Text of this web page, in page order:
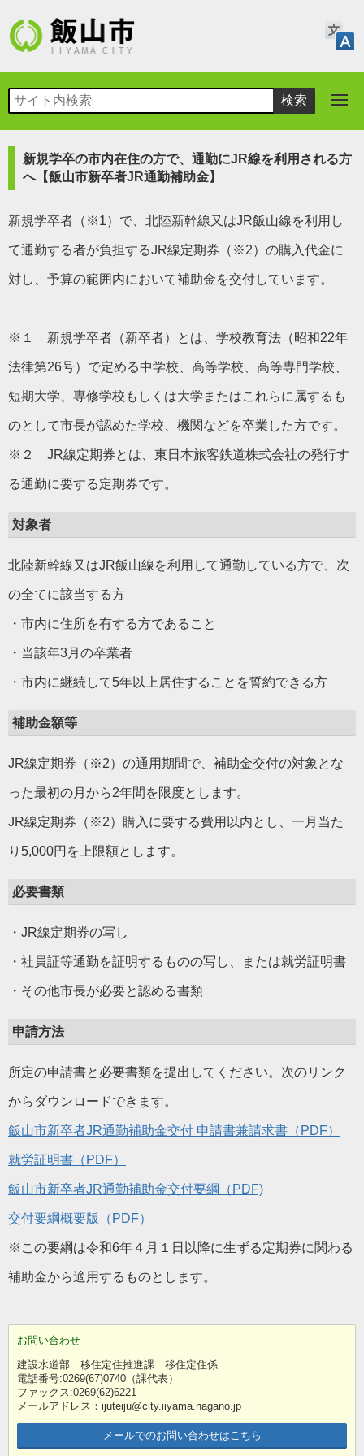
新規学卒の市内在住の方で、通勤にJR線を利用される方
へ【飯山市新卒者JR通勤補助金】
新規学卒者（※1）で、北陸新幹線又はJR飯山線を利用し
て通勤する者が負担するJR線定期券（※2）の購入代金に
対し、予算の範囲内において補助金を交付しています。
※１ 新規学卒者（新卒者）とは、学校教育法（昭和22年
法律第26号）で定める中学校、高等学校、高等専門学校、
短期大学、専修学校もしくは大学またはこれらに属するも
のとして市長が認めた学校、機関などを卒業した方です。
※２ JR線定期券とは、東日本旅客鉄道株式会社の発行す
る通勤に要する定期券です。
対象者
北陸新幹線又はJR飯山線を利用して通勤している方で、次
の全てに該当する方
・市内に住所を有する方であること
・当該年3月の卒業者
・市内に継続して5年以上居住することを誓約できる方
補助金額等
JR線定期券（※2）の通用期間で、補助金交付の対象とな
った最初の月から2年間を限度とします。
JR線定期券（※2）購入に要する費用以内とし、一月当た
り5,000円を上限額とします。
必要書類
・JR線定期券の写し
・社員証等通勤を証明するものの写し、または就労証明書
・その他市長が必要と認める書類
申請方法
所定の申請書と必要書類を提出してください。次のリンク
からダウンロードできます。
飯山市新卒者JR通勤補助金交付 申請書兼請求書（PDF）
就労証明書（PDF）
飯山市新卒者JR通勤補助金交付要綱（PDF)
交付要綱概要版（PDF）
※この要綱は令和6年４月１日以降に生ずる定期券に関わる
補助金から適用するものとします。
お問い合わせ
建設水道部 移住定住推進課 移住定住係
電話番号:0269(67)0740（課代表）
ファックス:0269(62)6221
メールアドレス：ijuteiju@city.iiyama.nagano.jp
メールでのお問い合わせはこちら